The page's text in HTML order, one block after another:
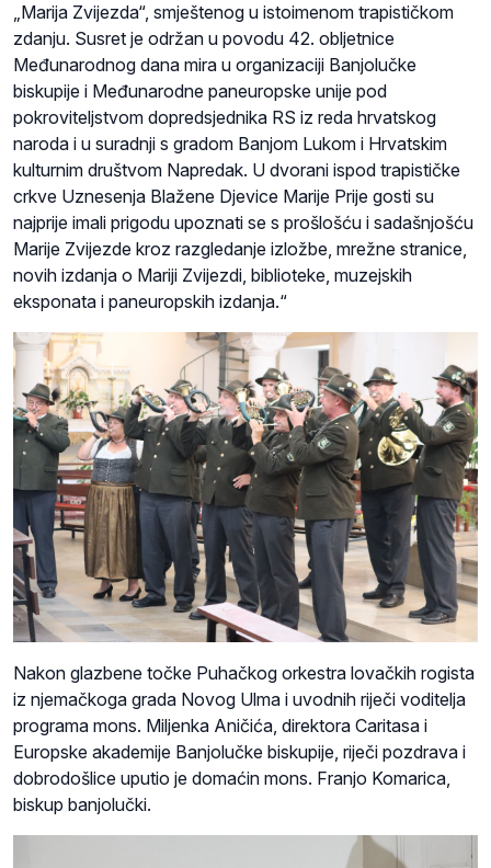
„Marija Zvijezda“, smještenog u istoimenom trapističkom
zdanju. Susret je održan u povodu 42. obljetnice
Međunarodnog dana mira u organizaciji Banjolučke
biskupije i Međunarodne paneuropske unije pod
pokroviteljstvom dopredsjednika RS iz reda hrvatskog
naroda i u suradnji s gradom Banjom Lukom i Hrvatskim
kulturnim društvom Napredak. U dvorani ispod trapističke
crkve Uznesenja Blažene Djevice Marije Prije gosti su
najprije imali prigodu upoznati se s prošlošću i sadašnjošću
Marije Zvijezde kroz razgledanje izložbe, mrežne stranice,
novih izdanja o Mariji Zvijezdi, biblioteke, muzejskih
eksponata i paneuropskih izdanja.“
Nakon glazbene točke Puhačkog orkestra lovačkih rogista
iz njemačkoga grada Novog Ulma i uvodnih riječi voditelja
programa mons. Miljenka Aničića, direktora Caritasa i
Europske akademije Banjolučke biskupije, riječi pozdrava i
dobrodošlice uputio je domaćin mons. Franjo Komarica,
biskup banjolučki.